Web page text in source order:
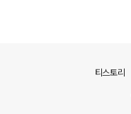
티스토리